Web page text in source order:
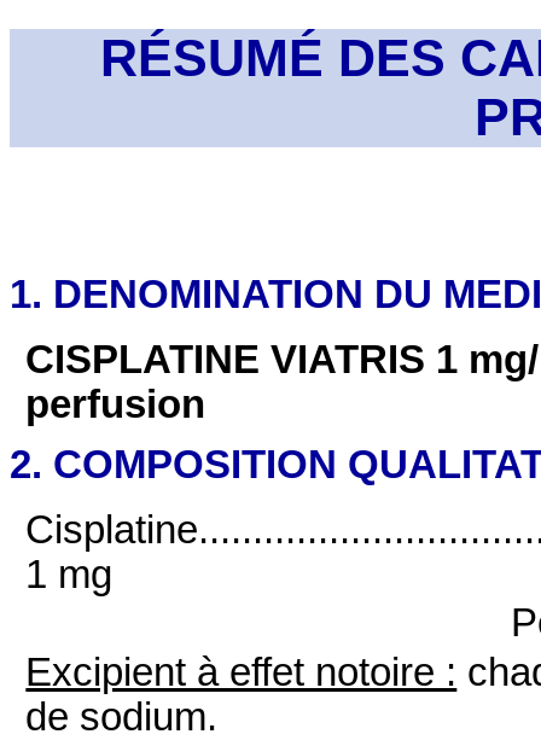
RÉSUMÉ DES
1. DENOMINATION DU
CISPLATINE VIATRIS 1
perfusion
2. COMPOSITION
1 mg
Excipient à effet notoire :
de sodium.